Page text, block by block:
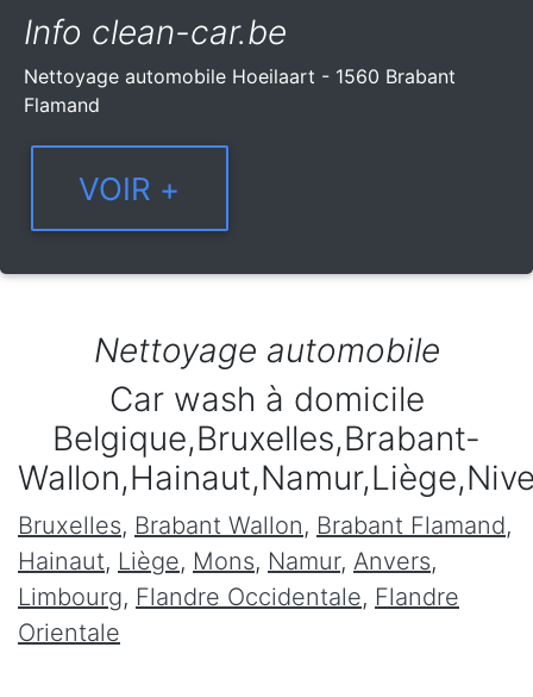
Info clean-car.be
Nettoyage automobile Hoeilaart - 1560 Brabant
Flamand
Nettoyage automobile
Car wash à domicile
Belgique,Bruxelles,Brabant-
Bruxelles, Brabant Wallon, Brabant Flamand,
Hainaut, Liège, Mons, Namur, Anvers,
Limbourg, Flandre Occidentale, Flandre
Orientale